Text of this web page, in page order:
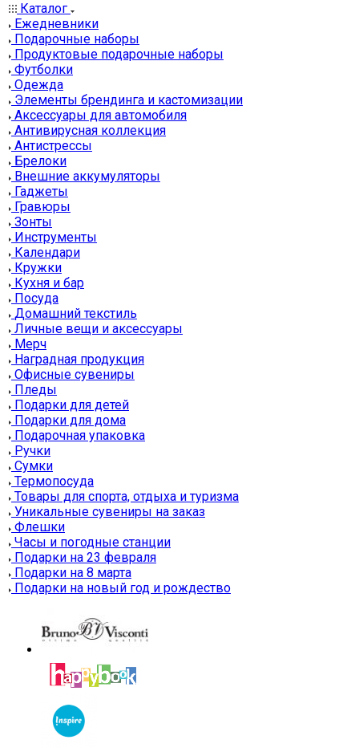
Каталог
Ежедневники
Подарочные наборы
Продуктовые подарочные наборы
Футболки
Одежда
Элементы брендинга и кастомизации
Аксессуары для автомобиля
Антивирусная коллекция
Антистрессы
Брелоки
Внешние аккумуляторы
Гаджеты
Гравюры
Зонты
Инструменты
Календари
Кружки
Кухня и бар
Посуда
Домашний текстиль
Личные вещи и аксессуары
Мерч
Наградная продукция
Офисные сувениры
Пледы
Подарки для детей
Подарки для дома
Подарочная упаковка
Ручки
Сумки
Термопосуда
Товары для спорта, отдыха и туризма
Уникальные сувениры на заказ
Флешки
Часы и погодные станции
Подарки на 23 февраля
Подарки на 8 марта
Подарки на новый год и рождество